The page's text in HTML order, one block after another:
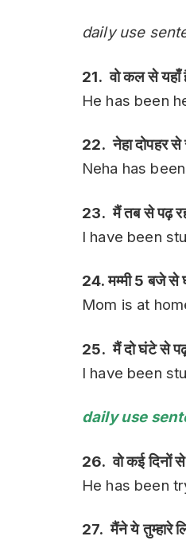
daily use
21. वो कल से यहाँ
He has been
22. नेहा दोपहर से
Neha has
23. मैं तब से पढ़
I have been
24. मम्मी 5 बजे से
Mom is at
25. मैं दो घंटे से पढ़
I have been
daily use
26. वो कई दिनों
He has been
27. मैंने ये तुम्हारे